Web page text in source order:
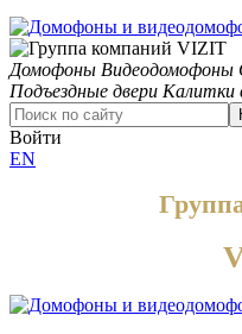
Домофоны Видеодомофоны
Подъездные двери Калитки
Войти
EN